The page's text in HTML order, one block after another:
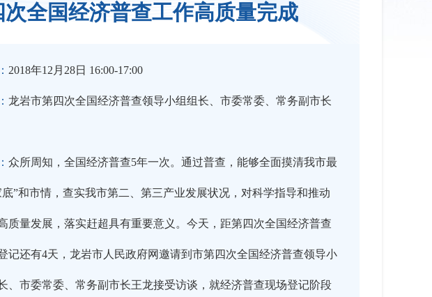
全国经济普查工作高质量完成
2018年12月28日 16:00-17:00
龙岩市第四次全国经济普查领导小组组长、市委常委、常务副市长
众所周知，全国经济普查5年一次。通过普查，能够全面摸清我市最
底”和市情，查实我市第二、第三产业发展状况，对科学指导和推动
质量发展，落实赶超具有重要意义。今天，距第四次全国经济普查
记还有4天，龙岩市人民政府网邀请到市第四次全国经济普查领导小
、市委常委、常务副市长王龙接受访谈，就经济普查现场登记阶段